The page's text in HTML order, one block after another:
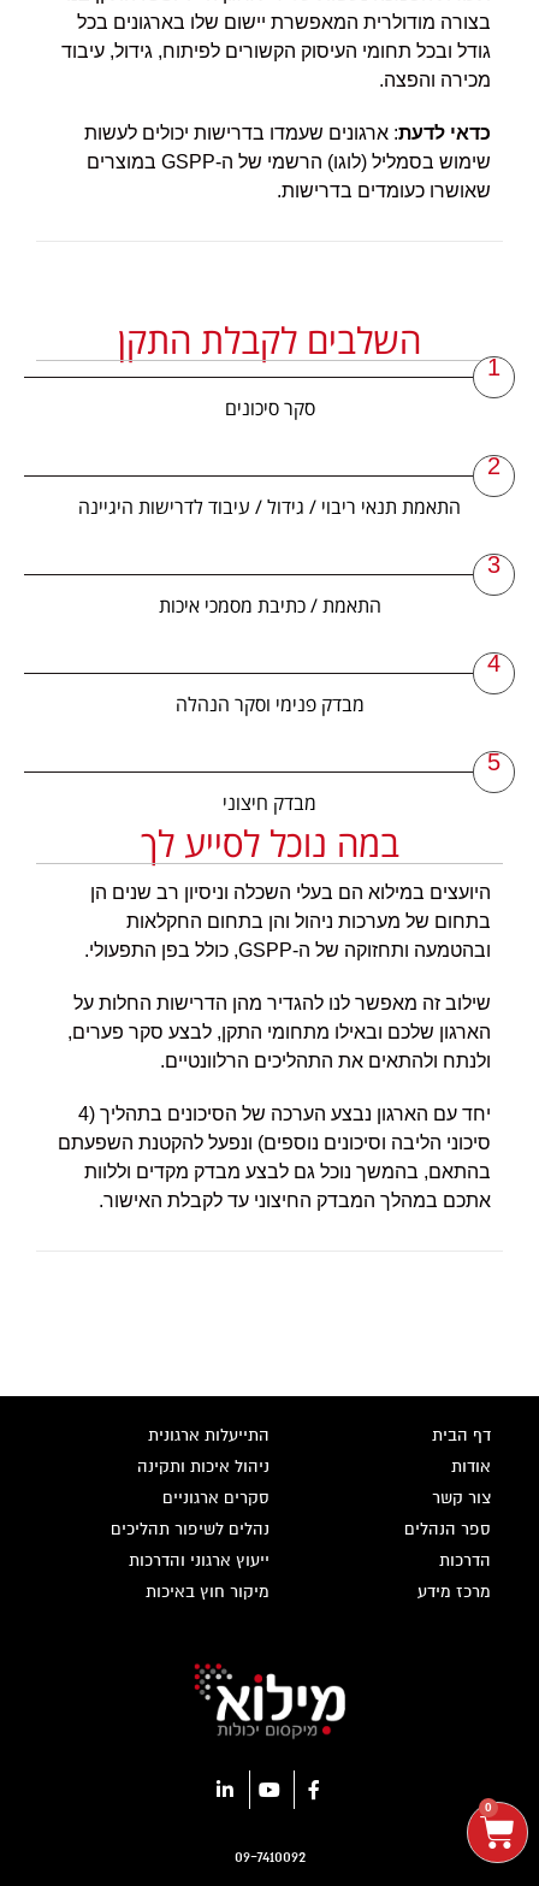
0
בצורה מודולרית המאפשרת יישום שלו בארגונים בכל
גודל ובכל תחומי העיסוק הקשורים לפיתוח, גידול, עיבוד
מכירה והפצה.
כדאי לדעת: ארגונים שעמדו בדרישות יכולים לעשות
שימוש בסמליל (לוגו) הרשמי של ה-GSPP במוצרים
שאושרו כעומדים בדרישות.
השלבים לקבלת התקן
1
סקר סיכונים
2
התאמת תנאי ריבוי / גידול / עיבוד לדרישות היגיינה
3
התאמת / כתיבת מסמכי איכות
4
מבדק פנימי וסקר הנהלה
5
מבדק חיצוני
​במה נוכל לסייע לך
היועצים במילוא הם בעלי השכלה וניסיון רב שנים הן
בתחום של מערכות ניהול והן בתחום החקלאות
ובהטמעה ותחזוקה של ה-GSPP, כולל בפן התפעולי.
שילוב זה מאפשר לנו להגדיר מהן הדרישות החלות על
הארגון שלכם ובאילו מתחומי התקן, לבצע סקר פערים,
ולנתח ולהתאים את התהליכים הרלוונטיים.
יחד עם הארגון נבצע הערכה של הסיכונים בתהליך (4
סיכוני הליבה וסיכונים נוספים) ונפעל להקטנת השפעתם
בהתאם, בהמשך נוכל גם לבצע מבדק מקדים וללוות
אתכם במהלך המבדק החיצוני עד לקבלת האישור.
דף הבית
אודות
צור קשר
ספר הנהלים
הדרכות
מרכז מידע
התייעלות ארגונית
ניהול איכות ותקינה
סקרים ארגוניים
נהלים לשיפור תהליכים
ייעוץ ארגוני והדרכות
מיקור חוץ באיכות
09-7410092